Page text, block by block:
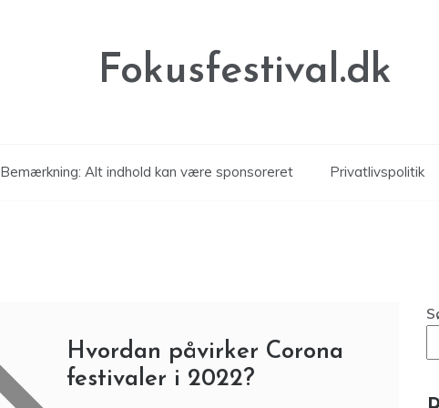
Fokusfestival.dk
Bemærkning: Alt indhold kan være sponsoreret Privatlivspolitik
Hvordan påvirker Corona
festivaler i 2022?